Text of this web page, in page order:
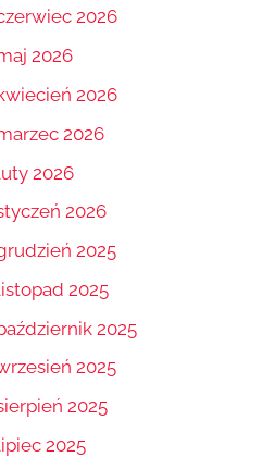
2026
2026
2026
2026
2026
2026
2025
2025
2025
2025
2025
2025